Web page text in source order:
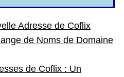
Adresse de Coflix
de Noms de Domaine
de Coflix : Un